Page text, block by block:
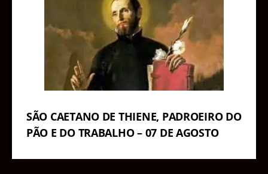
SÃO CAETANO DE THIENE, PADROEIRO DO
PÃO E DO TRABALHO – 07 DE AGOSTO